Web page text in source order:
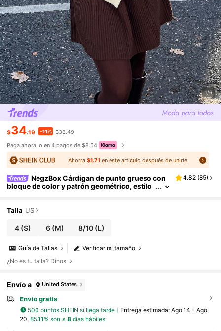
1/6
$34.19 -11% $38.49
Paga ahora, o en 4 pagos de $8.54
Ahorra$1.71 en este artículo después de unirte.
NegzBox Cárdigan de punto grueso con
bloque de color y patrón geométrico, estilo
4.82 (85)
Talla US
4 (S) 6 (M) 8/10(L)
Verificar mi tamaño
Guía de Tallas
¿No es tu talla? Dinos
Envío a United States
Envío gratis
500 puntos SHEIN si llega tarde Entrega estimada: Ago 14 - Ago
20, 85.11% son ≤ 8días hábiles